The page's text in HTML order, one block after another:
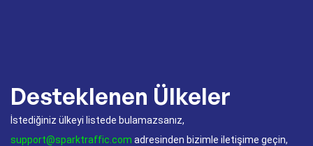
Desteklenen Ülkeler
İstediğiniz ülkeyi listede bulamazsanız,
support@sparktraffic.com adresinden bizimle iletişime geçin,